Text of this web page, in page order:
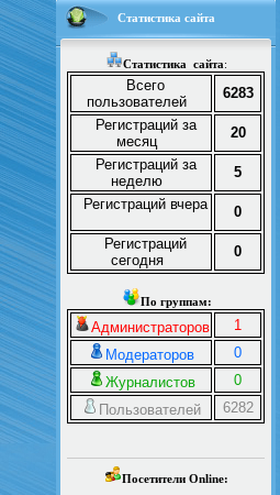
Статистика сайта
Статистика сайта:
Всего
пользователей
6283
Регистраций за
месяц
20
Регистраций за
неделю
5
Регистраций вчера
0
Регистраций
сегодня
0
По группам:
Администраторов
1
Модераторов
0
Журналистов
0
Пользователей
6282
Посетители Online: